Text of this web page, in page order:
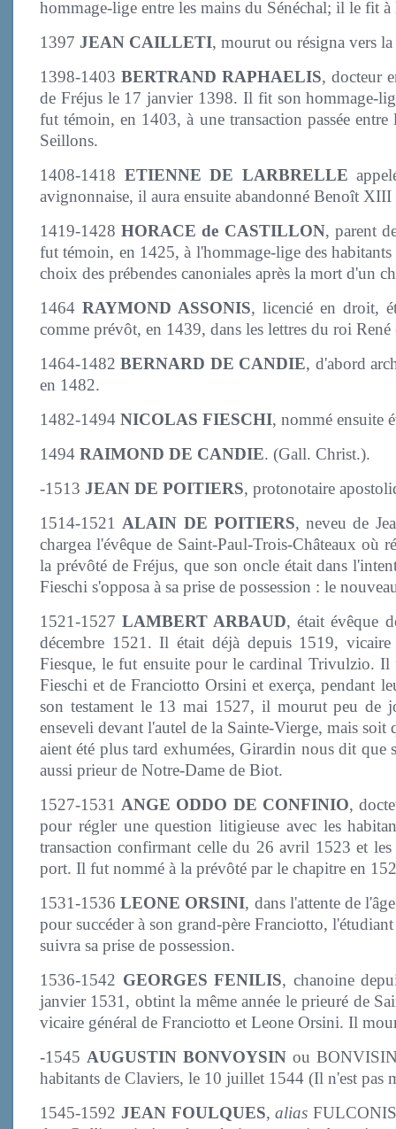
hommage-lige entre les mains du Sénéchal; il le fit à
1397 JEAN CAILLETI, mourut ou résigna vers
1398-1403 BERTRAND RAPHAELIS, docteur
de Fréjus le 17 janvier 1398. Il fit son hommage-
fut témoin, en 1403, à une transaction passée
Seillons.
1408-1418 ETIENNE DE LARBRELLE
avignonnaise, il aura ensuite abandonné Benoît
1419-1428HORACE de CASTILLON, parent
fut témoin, en 1425, à l'hommage-lige des
choix des prébendes canoniales après la mort d'un
1464 RAYMOND ASSONIS, licencié en droit,
comme prévôt, en 1439, dans les lettres du roi
1464-1482BERNARD DE CANDIE, d'abord
en 1482.
1482-1494 NICOLAS FIESCHI, nommé ensuite
1494 RAIMOND DE CANDIE. (Gall. Christ.).
-1513 JEAN DE POITIERS, protonotaire
1514-1521 ALAIN DE POITIERS, neveu de
chargea l'évêque de Saint-Paul-Trois-Châteaux
la prévôté de Fréjus, que son oncle était dans
Fieschi s'opposa à sa prise de possession : le
1521-1527LAMBERT ARBAUD, était évêque
décembre 1521. Il était déjà depuis 1519,
Fiesque, le fut ensuite pour le cardinal Trivulzio. Il
Fieschi et de Franciotto Orsini et exerça, pendant
son testament le 13 mai 1527, il mourut peu de
enseveli devant l'autel de la Sainte-Vierge, mais soit
aient été plus tard exhumées, Girardin nous dit
aussi prieur de Notre-Dame de Biot.
1527-1531 ANGE ODDO DE CONFINIO,
pour régler une question litigieuse avec les
transaction confirmant celle du 26 avril 1523 et
port. Il fut nommé à la prévôté par le chapitre en
1531-1536LEONE ORSINI, dans l'attente de
pour succéder à son grand-père Franciotto,
suivra sa prise de possession.
1536-1542 GEORGES FENILIS, chanoine
janvier 1531, obtint la même année le prieuré de
vicaire général de Franciotto et Leone Orsini. Il
-1545 AUGUSTIN BONVOYSIN ou
habitants de Claviers, le 10 juillet 1544 (Il n'est
1545-1592 JEAN FOULQUES,alias